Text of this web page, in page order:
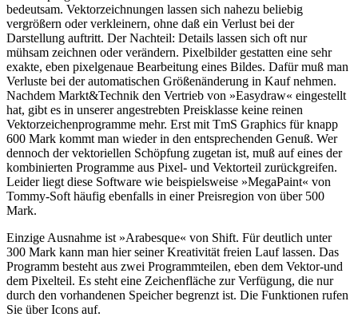
bedeutsam. Vektorzeichnungen lassen sich nahezu beliebig
vergrößern oder verkleinern, ohne daß ein Verlust bei der
Darstellung auftritt. Der Nachteil: Details lassen sich oft nur
mühsam zeichnen oder verändern. Pixelbilder gestatten eine sehr
exakte, eben pixelgenaue Bearbeitung eines Bildes. Dafür muß man
Verluste bei der automatischen Größenänderung in Kauf nehmen.
Nachdem Markt&Technik den Vertrieb von »Easydraw« eingestellt
hat, gibt es in unserer angestrebten Preisklasse keine reinen
Vektorzeichenprogramme mehr. Erst mit TmS Graphics für knapp
600 Mark kommt man wieder in den entsprechenden Genuß. Wer
dennoch der vektoriellen Schöpfung zugetan ist, muß auf eines der
kombinierten Programme aus Pixel- und Vektorteil zurückgreifen.
Leider liegt diese Software wie beispielsweise »MegaPaint« von
Tommy-Soft häufig ebenfalls in einer Preisregion von über 500
Mark.
Einzige Ausnahme ist »Arabesque« von Shift. Für deutlich unter
300 Mark kann man hier seiner Kreativität freien Lauf lassen. Das
Programm besteht aus zwei Programmteilen, eben dem Vektor-und
dem Pixelteil. Es steht eine Zeichenfläche zur Verfügung, die nur
durch den vorhandenen Speicher begrenzt ist. Die Funktionen rufen
Sie über Icons auf.